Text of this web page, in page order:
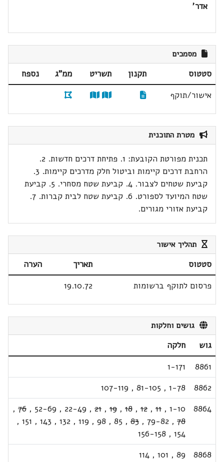
אדר'
מסמכים
סטטוס תקנון תשריט ממ"ג
נספח
אישור/תוקף
מטרת התוכנית
תכנית מפורטת הקובעת: 1. פתיחת דרכים חדשות. 2.
הרחבת דרכים קיימות וביטול חלק מדרכים קיימות. 3.
קביעת שטחים לצבור. 4. קביעת שטח מסחרי. 5. קביעת
שטח המיועד לספורט. 6. קביעת שטח לבית קברות. 7.
קביעת אזורי מגורים.
תהליך אישור
סטטוס תאריך
הערה
פרסום לתוקף ברשומות
19.10.72
גושים וחלקות
גוש
חלקה
8861
1-171
8862
1-78
,
81-105
,
107-119
8864
1-10
,
11
,
12
,
18
,
19
,
21
,
22-49
,
52-69
,
76
,
78
,
79-82
,
83
,
85
,
98
,
119
,
132
,
143
,
151
,
154
,
156-158
8868
89
,
101
,
114